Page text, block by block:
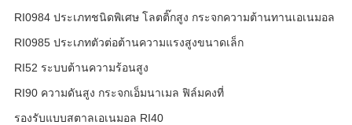
RI0984 ประเภทชนิดพิเศษ โลตติ๊กสูง กระจกความต้านทานเอเนมอล
RI0985 ประเภทตัวต่อต้านความแรงสูงขนาดเล็ก
RI52 ระบบต้านความร้อนสูง
RI90 ความดันสูง กระจกเอ็มนาเมล ฟิล์มคงที่
รองรับแบบสตาลเอเนมอล RI40